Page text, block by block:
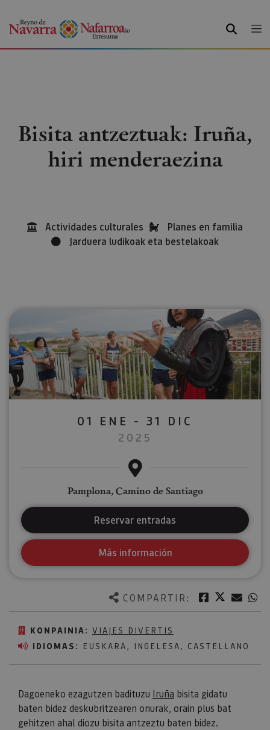
BILATU
Bisita antzeztuak: Iruña,
hiri menderaezina
Actividades culturales
Planes en familia
Jarduera ludikoak eta bestelakoak
COMPARTIR: Facebook
Twitter
KONPAINIA: VIAJES DIVERTIS
IDIOMAS: EUSKARA, INGELESA, CASTELLANO
Dagoeneko ezagutzen badituzu Iruña bisita gidatu
baten bidez deskubritzearen onurak, orain plus bat
gehitzen ahal diozu bisita antzeztu baten bidez.
01 ENE - 31 DIC
2025
Pamplona, Camino de Santiago
Reservar entradas
Más información